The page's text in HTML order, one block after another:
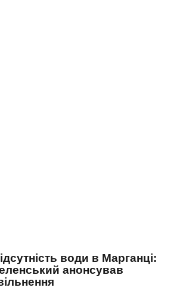
води в Марганці:
анонсував